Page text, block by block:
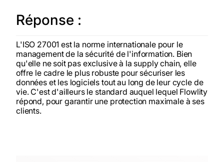
Réponse :
L'ISO 27001 est la norme internationale pour le
management de la sécurité de l'information. Bien
qu'elle ne soit pas exclusive à la supply chain, elle
offre le cadre le plus robuste pour sécuriser les
données et les logiciels tout au long de leur cycle de
vie. C'est d'ailleurs le standard auquel lequel Flowlity
répond, pour garantir une protection maximale à ses
clients.